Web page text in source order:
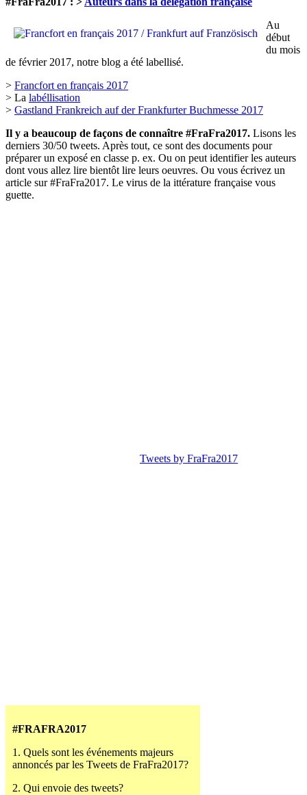
Au
début
du mois
de février 2017, notre blog a été labellisé.
> Francfort en français 2017
> La labéllisation
> Gastland Frankreich auf der Frankfurter Buchmesse 2017
Il y a beaucoup de façons de connaître #FraFra2017. Lisons les
derniers 30/50 tweets. Après tout, ce sont des documents pour
préparer un exposé en classe p. ex. Ou on peut identifier les auteurs
dont vous allez lire bientôt lire leurs oeuvres. Ou vous écrivez un
article sur #FraFra2017. Le virus de la ittérature française vous
guette.
Tweets by FraFra2017
#FRAFRA2017
1. Quels sont les événements majeurs
annoncés par les Tweets de FraFra2017?
2. Qui envoie des tweets?